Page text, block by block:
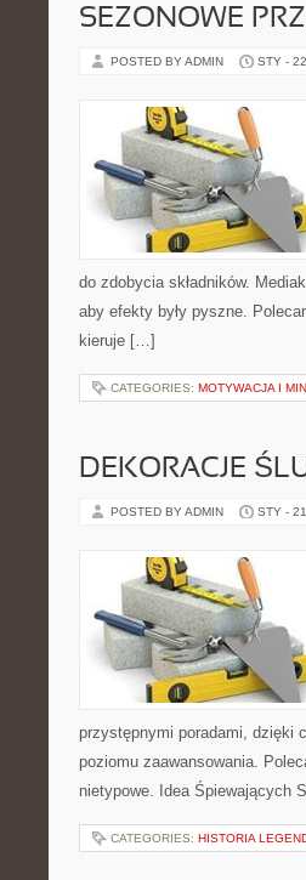
SEZONOWE
POSTED BY ADMIN STY -
do zdobycia składników.
aby efekty były pyszne.
kieruje […]
CATEGORIES: MOTYWACJA I
DEKORACJE
POSTED BY ADMIN STY -
przystępnymi poradami, dzięki
poziomu zaawansowania.
nietypowe. Idea Śpiewających
CATEGORIES: HISTORIA